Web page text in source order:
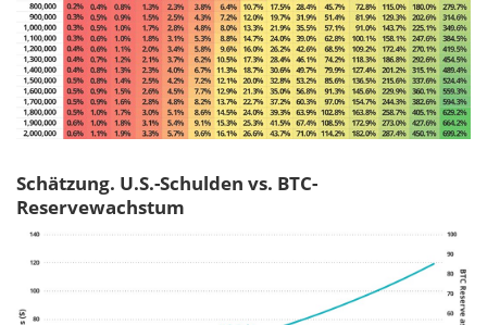
Schätzung. U.S.-Schulden vs. BTC-
Reservewachstum